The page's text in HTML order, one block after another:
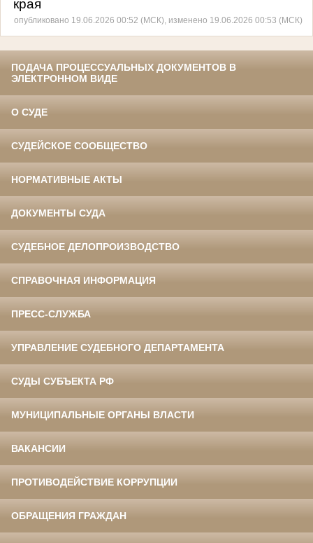
края
опубликовано 19.06.2026 00:52 (МСК), изменено 19.06.2026 00:53 (МСК)
ПОДАЧА ПРОЦЕССУАЛЬНЫХ ДОКУМЕНТОВ В
ЭЛЕКТРОННОМ ВИДЕ
О СУДЕ
СУДЕЙСКОЕ СООБЩЕСТВО
НОРМАТИВНЫЕ АКТЫ
ДОКУМЕНТЫ СУДА
СУДЕБНОЕ ДЕЛОПРОИЗВОДСТВО
СПРАВОЧНАЯ ИНФОРМАЦИЯ
ПРЕСС-СЛУЖБА
УПРАВЛЕНИЕ СУДЕБНОГО ДЕПАРТАМЕНТА
СУДЫ СУБЪЕКТА РФ
МУНИЦИПАЛЬНЫЕ ОРГАНЫ ВЛАСТИ
ВАКАНСИИ
ПРОТИВОДЕЙСТВИЕ КОРРУПЦИИ
ОБРАЩЕНИЯ ГРАЖДАН